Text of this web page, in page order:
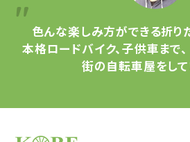
色んな楽しみ方ができる折り
本格ロードバイク、子供車まで、
街の自転車屋をして